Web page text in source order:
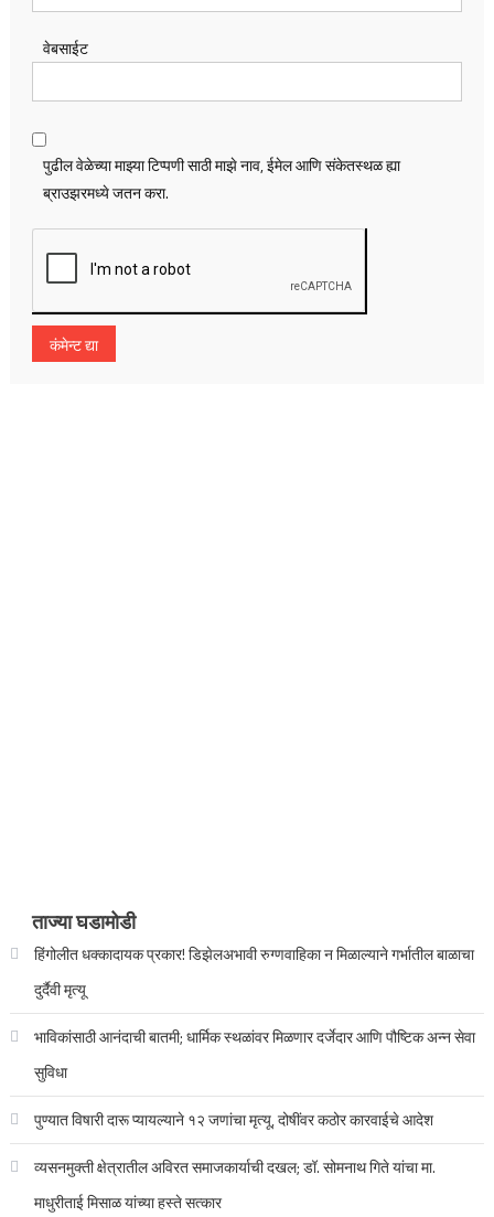
वेबसाईट
पुढील वेळेच्या माझ्या टिप्पणी साठी माझे नाव, ईमेल आणि संकेतस्थळ ह्या
ब्राउझरमध्ये जतन करा.
ताज्या घडामोडी
हिंगोलीत धक्कादायक प्रकार! डिझेलअभावी रुग्णवाहिका न मिळाल्याने गर्भातील बाळाचा
दुर्दैवी मृत्यू
भाविकांसाठी आनंदाची बातमी; धार्मिक स्थळांवर मिळणार दर्जेदार आणि पौष्टिक अन्न सेवा
सुविधा
पुण्यात विषारी दारू प्यायल्याने १२ जणांचा मृत्यू, दोषींवर कठोर कारवाईचे आदेश
व्यसनमुक्ती क्षेत्रातील अविरत समाजकार्याची दखल; डॉ. सोमनाथ गिते यांचा मा.
माधुरीताई मिसाळ यांच्या हस्ते सत्कार